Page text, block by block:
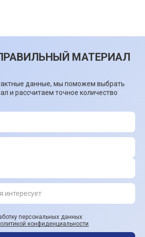
МАТЕРИАЛ
данные, мы поможем выбрать
и рассчитаем точное количество
персональных данных
конфиденциальности